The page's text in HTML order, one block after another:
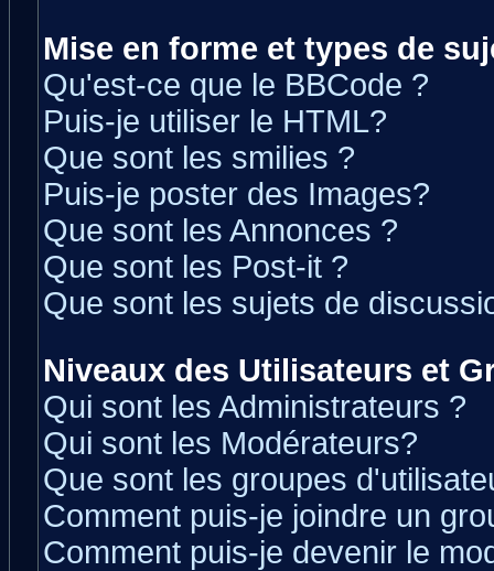
Mise en forme et types de
Qu'est-ce que le BBCode ?
Puis-je utiliser le HTML?
Que sont les smilies ?
Puis-je poster des Images?
Que sont les Annonces ?
Que sont les Post-it ?
Que sont les sujets de
Niveaux des Utilisateurs et
Qui sont les Administrateurs ?
Qui sont les Modérateurs?
Que sont les groupes
Comment puis-je joindre un
Comment puis-je devenir le